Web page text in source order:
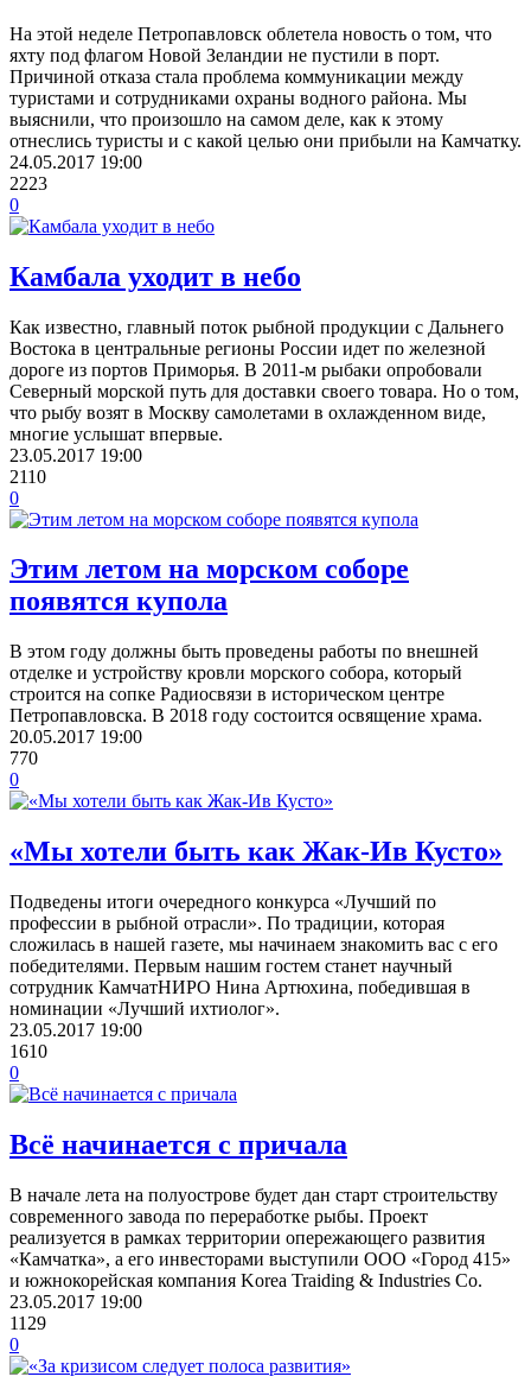
На этой неделе Петропавловск облетела новость о том, что
яхту под флагом Новой Зеландии не пустили в порт.
Причиной отказа стала проблема коммуникации между
туристами и сотрудниками охраны водного района. Мы
выяснили, что произошло на самом деле, как к этому
отнеслись туристы и с какой целью они прибыли на Камчатку.
24.05.2017 19:00
2223
0
Камбала уходит в небо
Как известно, главный поток рыбной продукции с Дальнего
Востока в центральные регионы России идет по железной
дороге из портов Приморья. В 2011-м рыбаки опробовали
Северный морской путь для доставки своего товара. Но о том,
что рыбу возят в Москву самолетами в охлажденном виде,
многие услышат впервые.
23.05.2017 19:00
2110
0
Этим летом на морском соборе
появятся купола
В этом году должны быть проведены работы по внешней
отделке и устройству кровли морского собора, который
строится на сопке Радиосвязи в историческом центре
Петропавловска. В 2018 году состоится освящение храма.
20.05.2017 19:00
770
0
«Мы хотели быть как Жак-Ив Кусто»
Подведены итоги очередного конкурса «Лучший по
профессии в рыбной отрасли». По традиции, которая
сложилась в нашей газете, мы начинаем знакомить вас с его
победителями. Первым нашим гостем станет научный
сотрудник КамчатНИРО Нина Артюхина, победившая в
номинации «Лучший ихтиолог».
23.05.2017 19:00
1610
0
Всё начинается с причала
В начале лета на полуострове будет дан старт строительству
современного завода по переработке рыбы. Проект
реализуется в рамках территории опережающего развития
«Камчатка», а его инвесторами выступили ООО «Город 415»
и южнокорейская компания Korea Traiding & Industries Co.
23.05.2017 19:00
1129
0